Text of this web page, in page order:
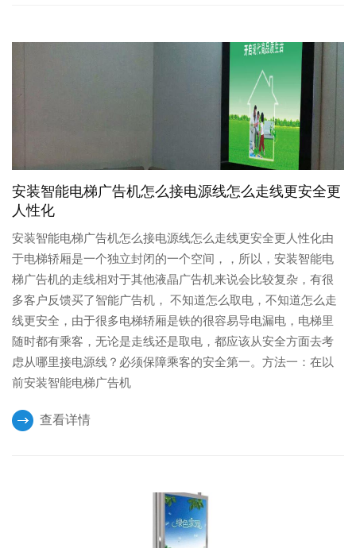
安装智能电梯广告机怎么接电源线怎么走线更安全更
人性化
安装智能电梯广告机怎么接电源线怎么走线更安全更人性化由
于电梯轿厢是一个独立封闭的一个空间，，所以，安装智能电
梯广告机的走线相对于其他液晶广告机来说会比较复杂，有很
多客户反馈买了智能广告机， 不知道怎么取电，不知道怎么走
线更安全，由于很多电梯轿厢是铁的很容易导电漏电，电梯里
随时都有乘客，无论是走线还是取电，都应该从安全方面去考
虑从哪里接电源线？必须保障乘客的安全第一。方法一：在以
前安装智能电梯广告机
查看详情